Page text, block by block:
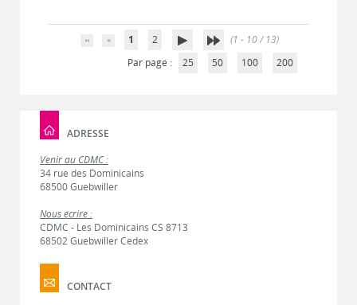
1 2
(1 - 10 / 13)
Par page :
25 50 100 200
ADRESSE
Venir au CDMC :
34 rue des Dominicains
68500 Guebwiller
Nous écrire :
CDMC - Les Dominicains CS 8713
68502 Guebwiller Cedex
CONTACT